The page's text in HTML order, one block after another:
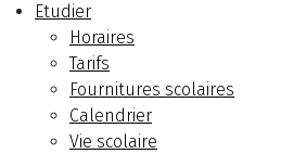
Etudier
Horaires
Tarifs
Fournitures scolaires
Calendrier
Vie scolaire